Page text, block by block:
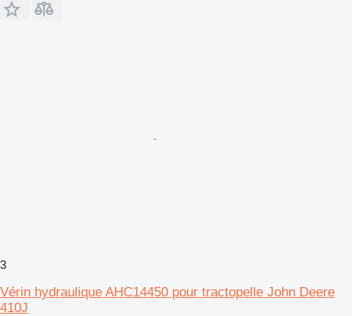
3
Vérin hydraulique AHC14450 pour tractopelle John Deere
410J